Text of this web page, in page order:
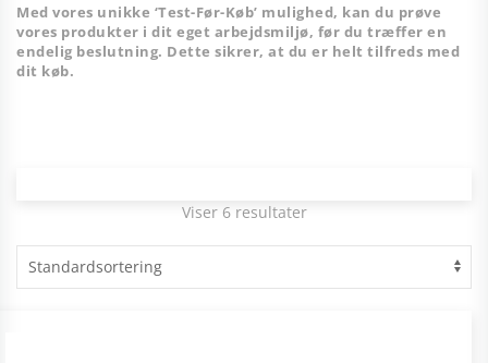
Med vores unikke ‘Test-Før-Køb’ mulighed, kan du prøve
vores produkter i dit eget arbejdsmiljø, før du træffer en
endelig beslutning. Dette sikrer, at du er helt tilfreds med
dit køb.
Viser 6 resultater